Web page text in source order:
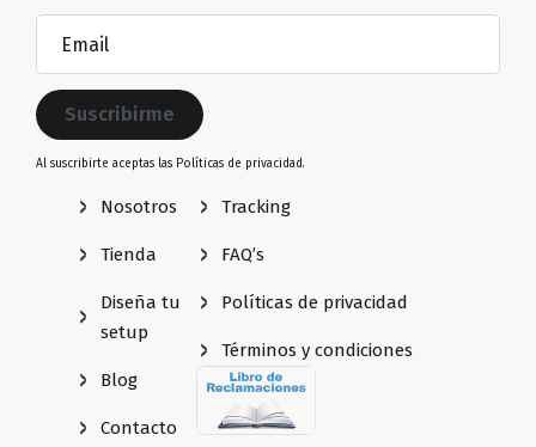
Nosotros
Tienda
Diseña tu
setup
Blog
Contacto
Tracking
FAQ’s
Políticas de privacidad
Términos y condiciones
(Obligatorio)
Al suscribirte aceptas las Políticas de privacidad.